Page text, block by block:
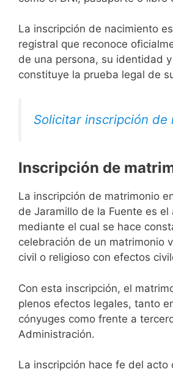
La inscripción de nacimiento
registral que reconoce
de una persona, su identidad
constituye la prueba legal de
Solicitar inscripción de
Inscripción de
La inscripción de matrimonio
de Jaramillo de la Fuente es el
mediante el cual se hace
celebración de un matrimonio
civil o religioso con efectos
Con esta inscripción, el
plenos efectos legales, tanto
cónyuges como frente a
Administración.
La inscripción hace fe del acto